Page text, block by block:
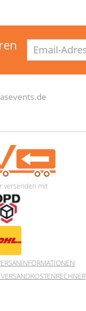
Adresse
versenden mit
VERSANDKOSTENRECHNER